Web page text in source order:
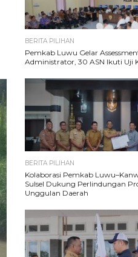
BERITA PILIHAN
Pemkab Luwu Gelar
Administrator, 30 ASN Ikuti Uji
BERITA PILIHAN
Kolaborasi Pemkab
Sulsel Dukung Perlindungan
Unggulan Daerah